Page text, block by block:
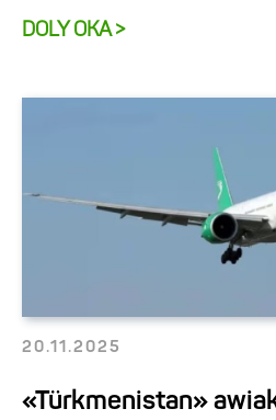
DOLY OKA >
20.11.2025
«Türkmenistan»